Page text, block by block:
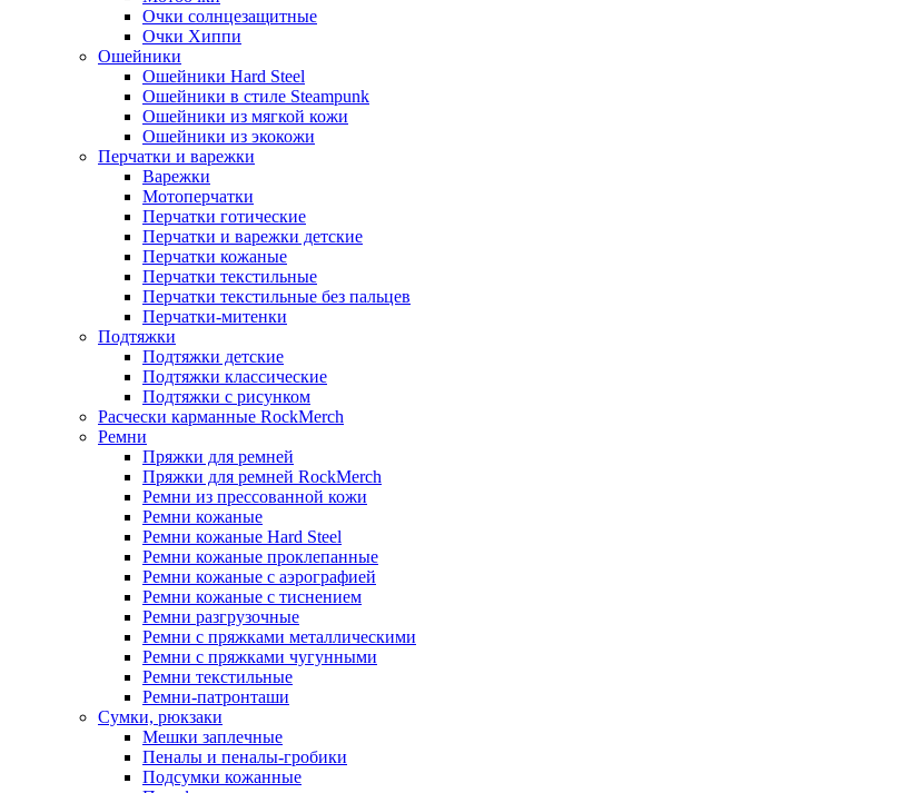
Очки солнцезащитные
Очки Хиппи
Ошейники
Ошейники Hard Steel
Ошейники в стиле Steampunk
Ошейники из мягкой кожи
Ошейники из экокожи
Перчатки и варежки
Варежки
Мотоперчатки
Перчатки готические
Перчатки и варежки детские
Перчатки кожаные
Перчатки текстильные
Перчатки текстильные без пальцев
Перчатки-митенки
Подтяжки
Подтяжки детские
Подтяжки классические
Подтяжки с рисунком
Расчески карманные RockMerch
Ремни
Пряжки для ремней
Пряжки для ремней RockMerch
Ремни из прессованной кожи
Ремни кожаные
Ремни кожаные Hard Steel
Ремни кожаные проклепанные
Ремни кожаные с аэрографией
Ремни кожаные с тиснением
Ремни разгрузочные
Ремни с пряжками металлическими
Ремни с пряжками чугунными
Ремни текстильные
Ремни-патронташи
Сумки, рюкзаки
Мешки заплечные
Пеналы и пеналы-гробики
Подсумки кожанные